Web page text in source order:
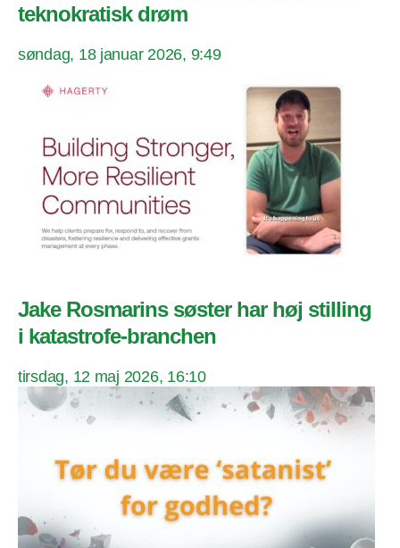
teknokratisk drøm
søndag, 18 januar 2026, 9:49
Jake Rosmarins søster har høj stilling
i katastrofe-branchen
tirsdag, 12 maj 2026, 16:10